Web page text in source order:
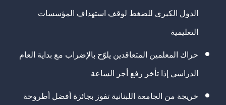
الدول الكبرى للضغط لوقف استهداف المؤسسات
التعليمية
حراك المعلمين المتعاقدين يلوّح بالإضراب مع بداية العام
الدراسي إذا تأخر رفع أجر الساعة
خريجة من الجامعة اللبنانية تفوز بجائزة أفضل أطروحة